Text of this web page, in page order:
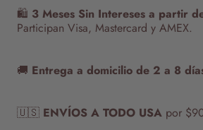
🛍️ 3 Meses Sin Intereses a partir
Participan Visa, Mastercard y AMEX.
🚚 Entrega a domicilio de 2 a 8
🇺🇸 ENVÍOS A TODO USA por